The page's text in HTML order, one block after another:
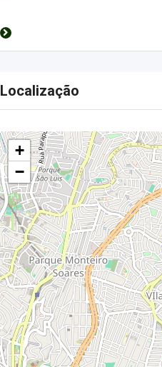
Localização
+
−